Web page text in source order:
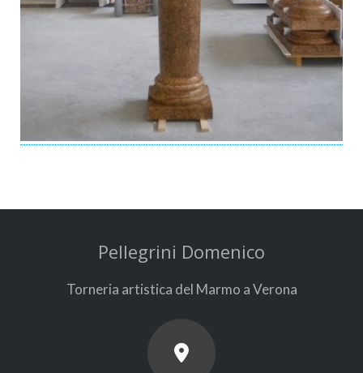
Pellegrini Domenico
Torneria artistica del Marmo a Verona